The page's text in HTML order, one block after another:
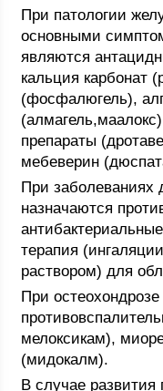
При патологии
основными
являются
кальция карбонат
(фосфалюгель),
препараты
мебеверин
При заболеваниях
назначаются
терапия
раствором) для
При
мелоксикам),
(мидокалм).
В случае